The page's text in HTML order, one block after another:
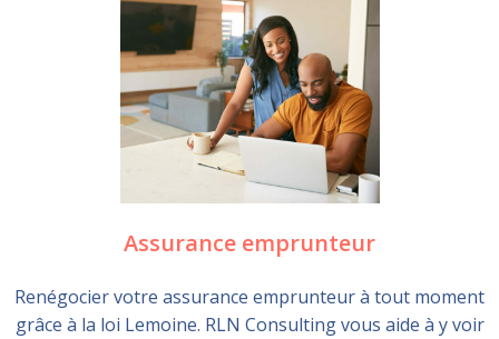
Assurance emprunteur
Renégocier votre assurance emprunteur à tout moment
grâce à la loi Lemoine. RLN Consulting vous aide à y voir